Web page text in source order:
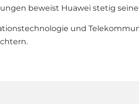
beweist Huawei stetig
und